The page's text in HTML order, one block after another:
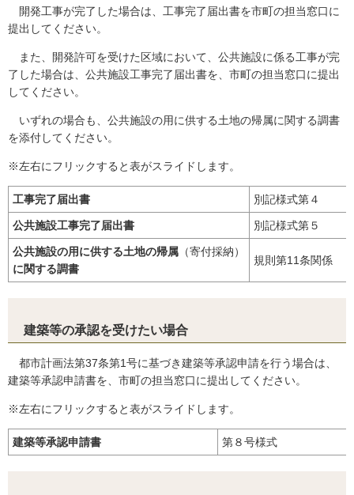
開発工事が完了した場合は、工事完了届出書を市町の担当窓口に
提出してください。
また、開発許可を受けた区域において、公共施設に係る工事が完
了した場合は、公共施設工事完了届出書を、市町の担当窓口に提出
してください。
いずれの場合も、公共施設の用に供する土地の帰属に関する調書
を添付してください。
※左右にフリックすると表がスライドします。
工事完了届出書 別記様式第４
公共施設工事完了届出書 別記様式第５
公共施設の用に供する土地の帰属 （寄付採納）
に関する調書
規則第11条関係
建築等の承認を受けたい場合
都市計画法第37条第1号に基づき建築等承認申請を行う場合は、
建築等承認申請書を、市町の担当窓口に提出してください。
※左右にフリックすると表がスライドします。
建築等承認申請書 第８号様式